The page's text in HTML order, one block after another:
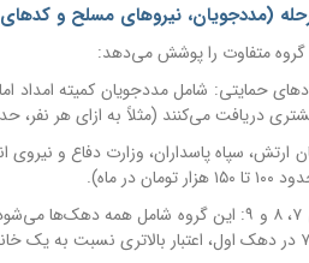
نیروهای مسلح و کدهای ۷ و ۸ و ۹)
گروه متفاوت را پوشش می‌دهد:
ارتش، سپاه پاسداران، وزارت دفاع و
ماه).